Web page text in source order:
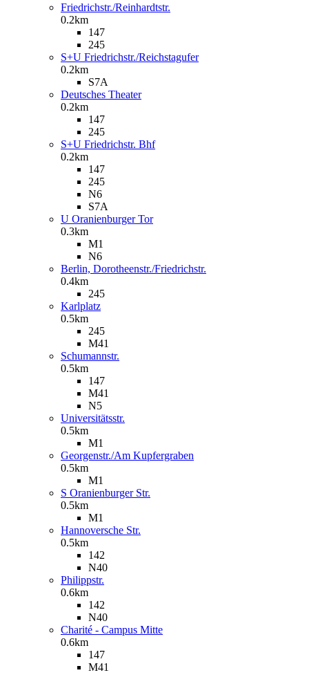
Friedrichstr./Reinhardtstr.
0.2km
147
245
S+U Friedrichstr./Reichstagufer
0.2km
S7A
Deutsches Theater
0.2km
147
245
S+U Friedrichstr. Bhf
0.2km
147
245
N6
S7A
U Oranienburger Tor
0.3km
M1
N6
Berlin, Dorotheenstr./Friedrichstr.
0.4km
245
Karlplatz
0.5km
245
M41
Schumannstr.
0.5km
147
M41
N5
Universitätsstr.
0.5km
M1
Georgenstr./Am Kupfergraben
0.5km
M1
S Oranienburger Str.
0.5km
M1
Hannoversche Str.
0.5km
142
N40
Philippstr.
0.6km
142
N40
Charité - Campus Mitte
0.6km
147
M41